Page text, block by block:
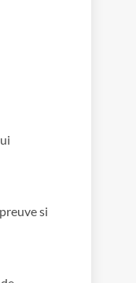
si